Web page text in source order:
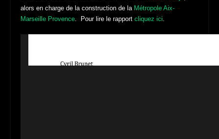
alors en charge de la construction de laMétropole Aix-
Marseille Provence. Pour lire le rapportcliquez ici.